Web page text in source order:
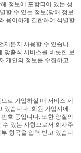
정보에 포함되어 있는 성
할 수 있는 정보(당해 정보
용이하게 결합하여 식별할
제든지 사용할 수 있습니
맞춤식 서비스를 비롯한 보
개인의 정보를 수집하고
로 가입하실 때 서비스 제
있습니다. 회원 가입시에
호 등입니다. 또한 양질의
있는 사항으로서 회사주
항목을 입력 받고 있습니